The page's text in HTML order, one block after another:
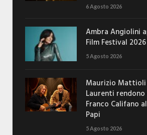
6 Agosto 2026
Ambra Angiolini
Film Festival 2026
5 Agosto 2026
Maurizio
Laurenti
Franco Califano
Papi
5 Agosto 2026